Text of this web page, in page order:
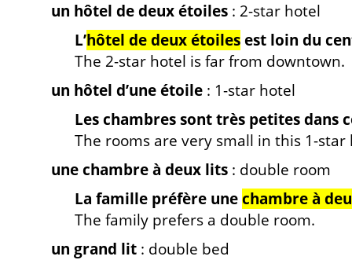
un hôtel de deux étoiles : 2-star hotel
L’hôtel de deux étoilesest loin du
The 2-star hotel is far from downtown.
un hôtel d’une étoile : 1-star hotel
Les chambres sont très petites dans
The rooms are very small in this 1-star
une chambre à deux lits : double room
La famille préfère unechambre à
The family prefers a double room.
un grand lit : double bed